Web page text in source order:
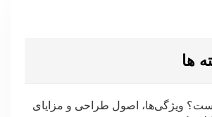
ها
ویژگی‌ها، اصول طراحی و مزایای